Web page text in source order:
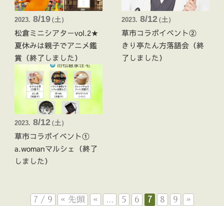
2023. 8/19
（土 ）
松倉ミニシアターvol.2★
夏休みは親子でアニメ鑑
賞（終了しました）
2023. 8/12
（土 ）
草市コラボイベント②
きり亭たん方落語会（終
了しました）
2023. 8/12
（土 ）
草市コラボイベント①
a.womanマルシェ（終了
しました）
7 / 9 « 先頭 « ... 5 6 7 8 9 »